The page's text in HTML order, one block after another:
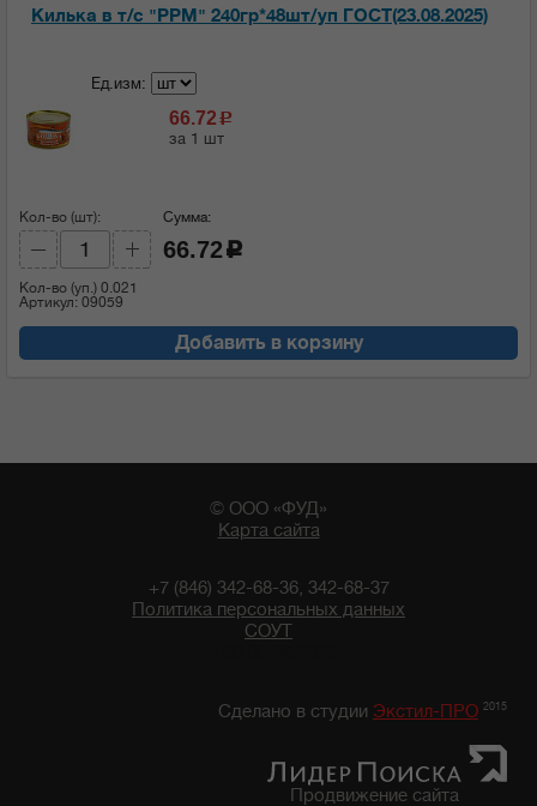
Килька в т/с "РРМ" 240гр*48шт/уп ГОСТ(23.08.2025)
Ед.изм:
66.72 c
за 1 шт
Кол-во (шт):
Кол-во (уп.) 0.021
Артикул: 09059
Сумма:
66.72 c
Добавить в корзину
© ООО «ФУД»
Карта сайта
+7 (846) 342-68-36, 342-68-37
Политика персональных данных
СОУТ
Сделано в студии Экстил-ПРО 2015
Продвижение сайта